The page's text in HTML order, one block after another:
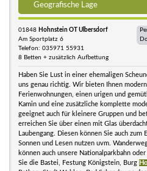
Geografische Lage
01848 Hohnstein OT Ulbersdorf
Am Sportplatz 6
Telefon: 035971 55931
8 Betten + zusätzlich Aufbettung
Haben Sie Lust in einer ehemaligen
uns genau richtig. Wir bieten Ihnen
Ferienwohnungen, einen urigen und
Kamin und eine zusätzliche komplette
geeignet auch für kleinere Gruppen und
erreichen Sie über einen mit Glas
Laubengang. Diesen können Sie auch
Sonnen und Lesen nutzen uvm.
können auch unsere Nationalparkbahn
Sie die Bastei, Festung Königstein, Burg